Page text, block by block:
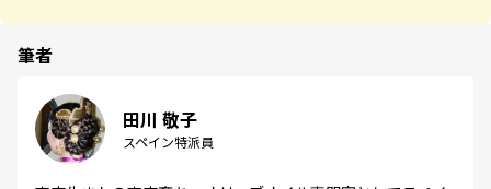
筆者
田川 敬子
スペイン特派員